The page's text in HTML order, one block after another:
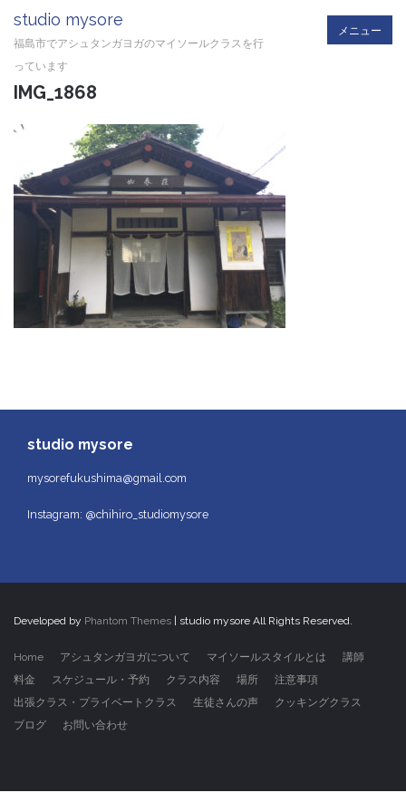
studio mysore
福島市でアシュタンガヨガのマイソールクラスを行
っています
メニュー
IMG_1868
studio mysore
mysorefukushima@gmail.com
Instagram: @chihiro_studiomysore
Developed by Phantom Themes | studio mysore All Rights Reserved.
Home アシュタンガヨガについて マイソールスタイルとは
講師
料金
スケジュール・予約 クラス内容 場所
注意事項
出張クラス・プライベートクラス
生徒さんの声
クッキングクラス
ブログ
お問い合わせ